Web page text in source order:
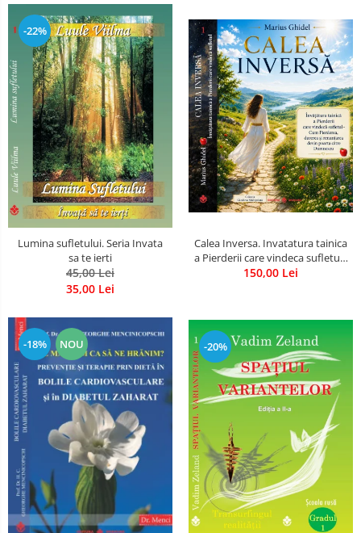
-22%
Lumina sufletului. Seria Invata
sa te ierti
45,00 Lei
35,00 Lei
Calea Inversa. Invatatura tainica
a Pierderii care vindeca sufletul -
Cum Pierderea, durerea si
150,00 Lei
-18% NOU -20%